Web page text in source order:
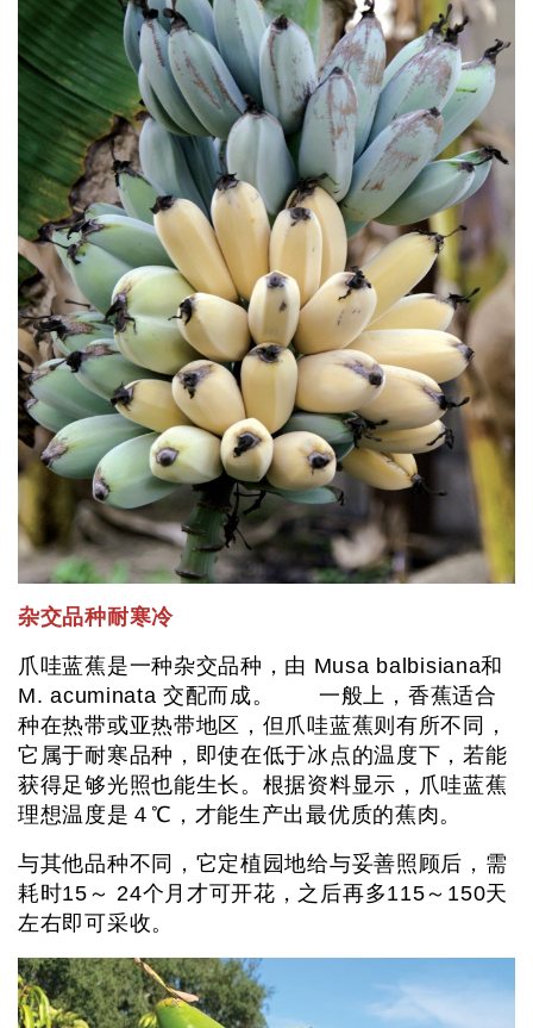
杂交品种耐寒冷
爪哇蓝蕉是一种杂交品种，由 Musa balbisiana和
M. acuminata 交配而成。 一般上，香蕉适合
种在热带或亚热带地区，但爪哇蓝蕉则有所不同，
它属于耐寒品种，即使在低于冰点的温度下，若能
获得足够光照也能生长。根据资料显示，爪哇蓝蕉
理想温度是４℃，才能生产出最优质的蕉肉。
与其他品种不同，它定植园地给与妥善照顾后，需
耗时15～ 24个月才可开花，之后再多115～150天
左右即可采收。